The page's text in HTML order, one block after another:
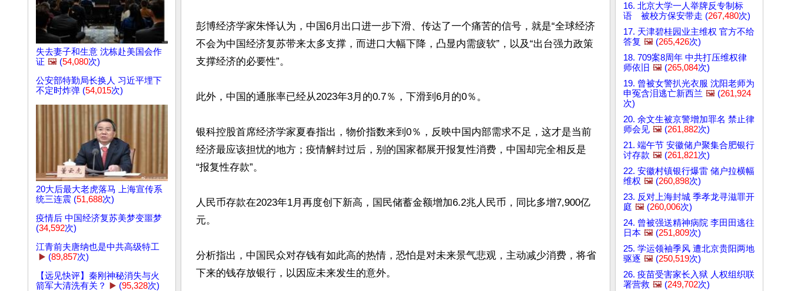
失去妻子和生意 沈栋赴美国会作
证 🖼️ (54,080次)
公安部特勤局长换人 习近平埋下
不定时炸弹 (54,015次)
20大后最大老虎落马 上海宣传系
统三连震 (51,688次)
疫情后 中国经济复苏美梦变噩梦
(34,592次)
江青前夫唐纳也是中共高级特工
▶️ (89,857次)
【远见快评】秦刚神秘消失与火
箭军大清洗有关？
▶️ (95,328次)
彭博经济学家朱怿认为，中国6月出口进一步下滑、传达了一个痛苦的信号，就是“全球经济
不会为中国经济复苏带来太多支撑，而进口大幅下降，凸显内需疲软”，以及“出台强力政策
支撑经济的必要性”。
此外，中国的通胀率已经从2023年3月的0.7％，下滑到6月的0％。
银科控股首席经济学家夏春指出，物价指数来到0％，反映中国内部需求不足，这才是当前
经济最应该担忧的地方；疫情解封过后，别的国家都展开报复性消费，中国却完全相反是
“报复性存款”。
人民币存款在2023年1月再度创下新高，国民储蓄金额增加6.2兆人民币，同比多增7,900亿
元。
分析指出，中国民众对存钱有如此高的热情，恐怕是对未来景气悲观，主动减少消费，将省
下来的钱存放银行，以因应未来发生的意外。
16. 北京大学一人举牌反专制标
语 被校方保安带走 (267,480次)
17. 天津碧桂园业主维权 官方不给
答复 🖼️ (265,426次)
18. 709案8周年 中共打压维权律
师依旧 🖼️ (265,084次)
19. 曾被女警扒光衣服 沈阳老师为
申冤含泪逃亡新西兰 🖼️ (261,924
次)
20. 余文生被京警增加罪名 禁止律
师会见 🖼️ (261,882次)
21. 端午节 安徽储户聚集合肥银行
讨存款 🖼️ (261,821次)
22. 安徽村镇银行爆雷 储户拉横幅
维权 🖼️ (260,898次)
23. 反对上海封城 季孝龙寻滋罪开
庭 🖼️ (260,006次)
24. 曾被强送精神病院 李田田逃往
日本 🖼️ (251,809次)
25. 学运领袖季风 遭北京贵阳两地
驱逐 🖼️ (250,519次)
26. 疫苗受害家长入狱 人权组织联
署营救 🖼️ (249,702次)